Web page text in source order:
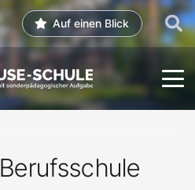
Auf einen Blick
Berufsschule